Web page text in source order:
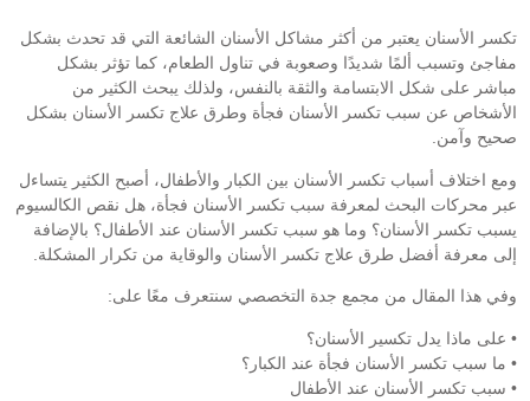
تكسر الأسنان يعتبر من أكثر مشاكل الأسنان الشائعة التي قد تحدث بشكل
مفاجئ وتسبب ألمًا شديدًا وصعوبة في تناول الطعام، كما تؤثر بشكل
مباشر على شكل الابتسامة والثقة بالنفس، ولذلك يبحث الكثير من
الأشخاص عن سبب تكسر الأسنان فجأة وطرق علاج تكسر الأسنان بشكل
صحيح وآمن.
ومع اختلاف أسباب تكسر الأسنان بين الكبار والأطفال، أصبح الكثير يتساءل
عبر محركات البحث لمعرفة سبب تكسر الأسنان فجأة، هل نقص الكالسيوم
يسبب تكسر الأسنان؟ وما هو سبب تكسر الأسنان عند الأطفال؟ بالإضافة
إلى معرفة أفضل طرق علاج تكسر الأسنان والوقاية من تكرار المشكلة.
وفي هذا المقال من مجمع جدة التخصصي سنتعرف معًا على:
• على ماذا يدل تكسير الأسنان؟
• ما سبب تكسر الأسنان فجأة عند الكبار؟
• سبب تكسر الأسنان عند الأطفال